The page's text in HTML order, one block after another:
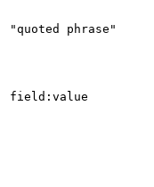
"quoted phrase"
field:value